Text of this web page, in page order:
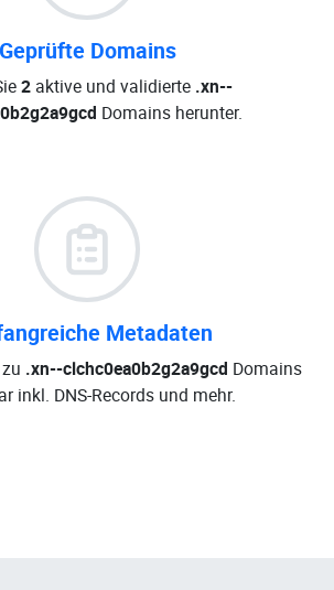
Geprüfte Domains
2 aktive und validierte .xn--
Domains herunter.
Metadaten
.xn--clchc0ea0b2g2a9gcd Domains
inkl. DNS-Records und mehr.